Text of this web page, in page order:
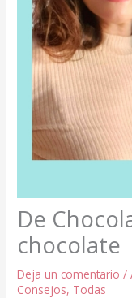
De
chocolate
Deja un comentario /
Consejos, Todas